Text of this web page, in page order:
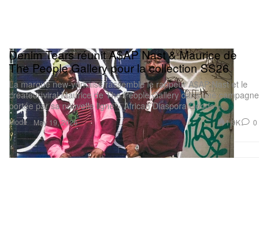
Mode
Denim Tears réunit A$AP Nast & Maurice de
The People Gallery pour la collection SS26
La marque new-yorkaise rassemble le rappeur A$AP Nast et le
créateur viral Maurice de The People Gallery dans une campagne
portée par sa nouvelle ligne « African Diaspora Goods ».
May 19, 2026 1.9K 0